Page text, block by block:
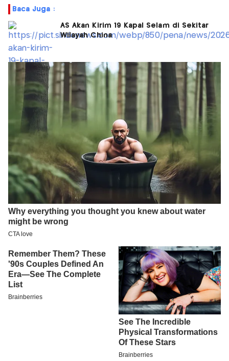
Baca Juga :
AS Akan Kirim 19 Kapal Selam di Sekitar
Wilayah China